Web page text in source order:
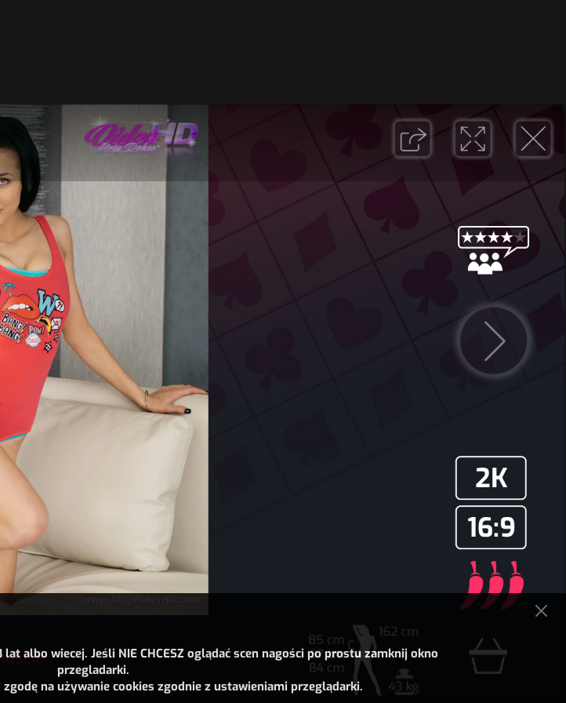
albo wiecej. Jeśli NIE CHCESZ oglądać scen nagości po prostu zamknij okno
przegladarki.
na używanie cookies zgodnie z ustawieniami przeglądarki.